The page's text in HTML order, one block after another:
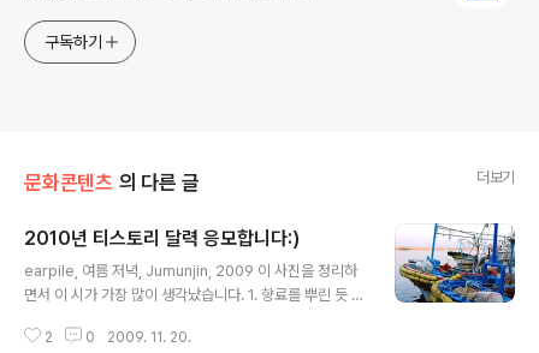
구독하기
문화콘텐츠 의 다른 글 더보기
2010년 티스토리 달력 응모합니다:)
earpile, 여름 저녁, Jumunjin, 2009 이 사진을 정리하
면서 이 시가 가장 많이 생각났습니다. 1. 향료를 뿌린 듯 곱
위에 밤이 켜진다. 2. 구름은 보랏빛 색지 위에 마구 칠한
2 0 2009. 11. 20.